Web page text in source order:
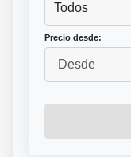
Todos
Precio desde: